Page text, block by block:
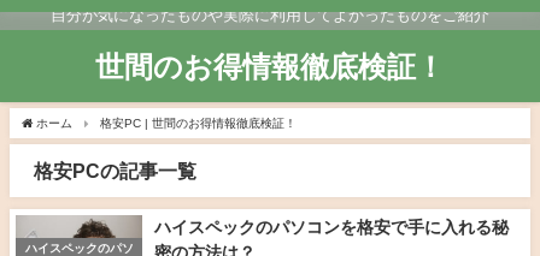
自分が気になったものや実際に利用してよかったものをご紹介
世間のお得情報徹底検証！
ホーム 格安PC | 世間のお得情報徹底検証！
格安PCの記事一覧
ハイスペックのパソ
ハイスペックのパソコンを格安で手に入れる秘
密の方法は？